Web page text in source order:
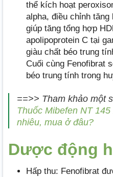
thể kích hoạt
alpha, điều chỉnh tăng
giúp tăng tổng hợp
apolipoprotein C tại
giàu chất béo trung
Cuối cùng Fenofibrat
béo trung tính trong
==>> Tham khảo một
Thuốc Mibefen NT
nhiêu, mua ở đâu?
Dược động
Hấp thu: Fenofibrat